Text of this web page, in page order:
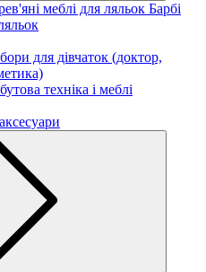
меблі для ляльок Барбі
для дівчаток (доктор,
техніка і меблі